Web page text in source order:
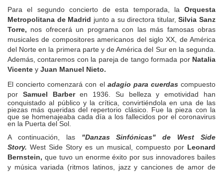
Para el segundo concierto de esta temporada, la Orquesta
Metropolitana de Madrid junto a su directora titular,Silvia Sanz
Torre, nos ofrecerá un programa con las más famosas obras
musicales de compositores americanos del siglo XX, de América
del Norte en la primera parte y de América del Sur en la segunda.
Además, contaremos con la pareja de tango formada por Natalia
Vicente y Juan Manuel Nieto.
El concierto comenzará con el adagio para cuerdascompuesto
por Samuel Barberen 1936. Su belleza y emotividad han
conquistado al público y la crítica, convirtiéndola en una de las
piezas más queridas del repertorio clásico. Fue la pieza con la
que se homenajeaba cada día a los fallecidos por el coronavirus
en la Puerta del Sol.
A continuación, las "Danzas Sinfónicas" de West Side
Story. West Side Story es un musical, compuesto por Leonard
Bernstein, que tuvo un enorme éxito por sus innovadores bailes
y música variada (ritmos latinos, jazz y canciones de amor de